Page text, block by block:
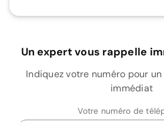
Un expert vous rappelle
Indiquez votre numéro pour
immédiat
Votre numéro de